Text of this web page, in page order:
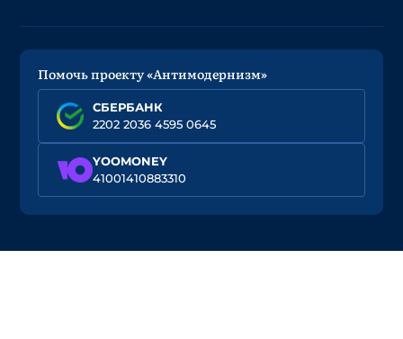
Помочь проекту «Антимодернизм»
СБЕРБАНК
2202 2036 4595 0645
YOOMONEY
41001410883310